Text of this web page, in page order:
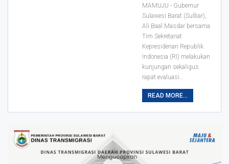
MAMUJU - Gubernur
Sulawesi Barat (Sulbar),
Ali Baal Masdar bersama
Tim Sekretariat
Kepresidenan Republik
Indonesia (RI) melakukan
kunjungan sekaligus
rapat evaluasi…
READ MORE...